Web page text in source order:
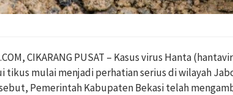
CIKARANG PUSAT – Kasus virus Hanta
tikus mulai menjadi perhatian serius di wilayah
Pemerintah Kabupaten Bekasi telah